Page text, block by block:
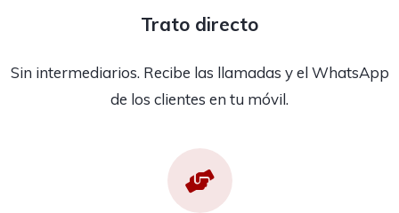
Trato directo
Sin intermediarios. Recibe las llamadas y el WhatsApp
de los clientes en tu móvil.